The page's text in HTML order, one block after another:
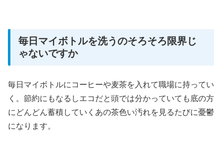
毎日マイボトルを洗うのそろそろ限界じ
ゃないですか
毎日マイボトルにコーヒーや麦茶を入れて職場に持ってい
く。節約にもなるしエコだと頭では分かっていても底の方
にどんどん蓄積していくあの茶色い汚れを見るたびに憂鬱
になります。